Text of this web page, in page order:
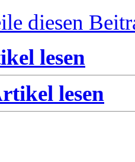
diesen
lesen
lesen